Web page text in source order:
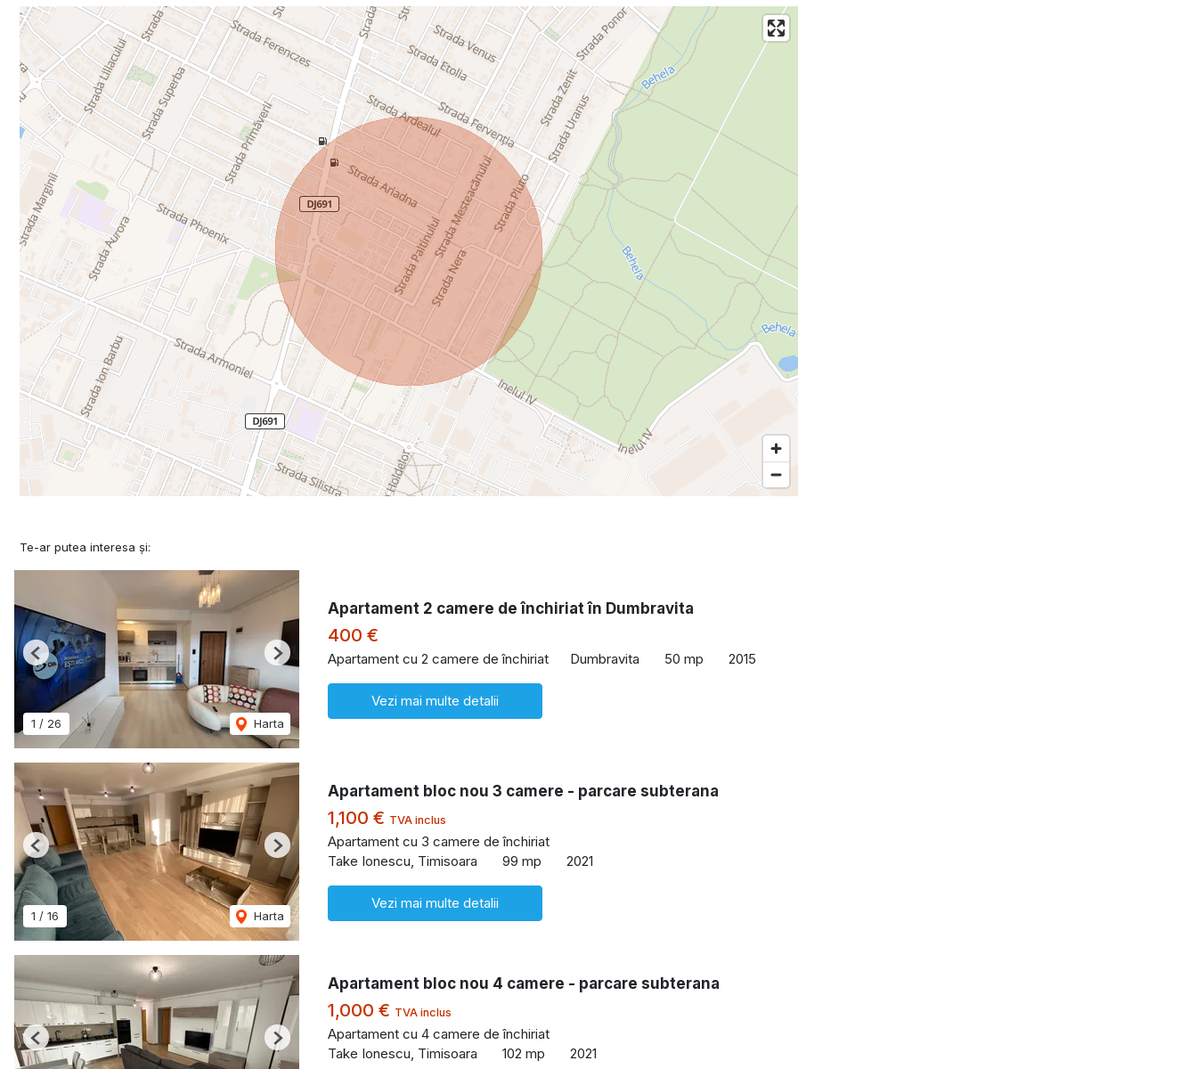
Te-ar putea interesa și:
1 / 26 Harta
Previous Next
Apartament 2 camere de închiriat în Dumbravita
400 €
Apartament cu 2 camere de închiriat Dumbravita 50 mp 2015
Vezi mai multe detalii
1 / 16 Harta
Previous Next
Apartament bloc nou 3 camere - parcare subterana
1,100 € TVA inclus
Apartament cu 3 camere de închiriat
Take Ionescu, Timisoara
99 mp 2021
Vezi mai multe detalii
Previous Next
Apartament bloc nou 4 camere - parcare subterana
1,000 € TVA inclus
Apartament cu 4 camere de închiriat
Take Ionescu, Timisoara
102 mp 2021